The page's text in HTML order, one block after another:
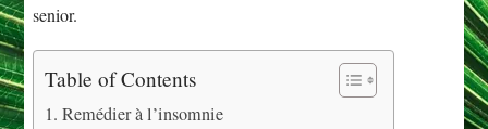
senior.
Table of Contents
Remédier à l’insomnie